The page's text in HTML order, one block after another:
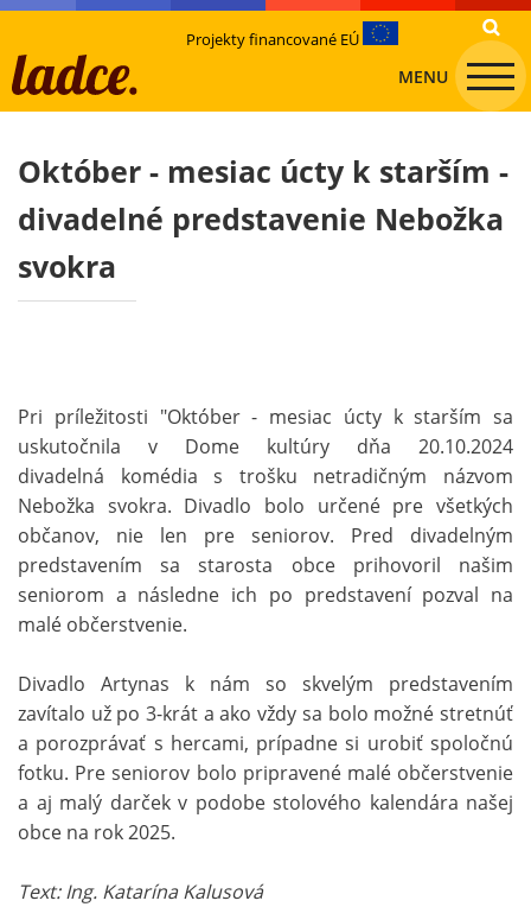
Projekty financované EÚ
MENU
Október - mesiac úcty k starším -
divadelné predstavenie Nebožka
svokra
Pri príležitosti "Október - mesiac úcty k starším sa
uskutočnila v Dome kultúry dňa 20.10.2024
divadelná komédia s trošku netradičným názvom
Nebožka svokra. Divadlo bolo určené pre všetkých
občanov, nie len pre seniorov. Pred divadelným
predstavením sa starosta obce prihovoril našim
seniorom a následne ich po predstavení pozval na
malé občerstvenie.
Divadlo Artynas k nám so skvelým predstavením
zavítalo už po 3-krát a ako vždy sa bolo možné stretnúť
a porozprávať s hercami, prípadne si urobiť spoločnú
fotku. Pre seniorov bolo pripravené malé občerstvenie
a aj malý darček v podobe stolového kalendára našej
obce na rok 2025.
Text: Ing. Katarína Kalusová